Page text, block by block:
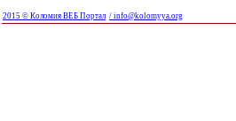
2015 © Коломия ВЕБ Портал / info@kolomyya.org